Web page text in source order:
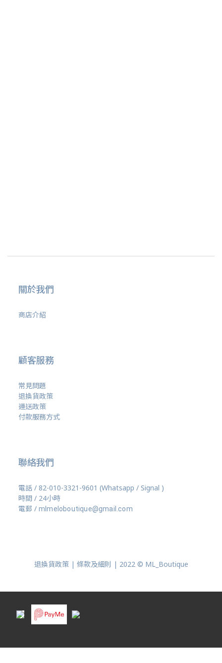
關於我們
商店介紹
顧客服務
常見問題
退換貨政策
運送政策
付款服務方式
聯絡我們
電話 / 82-010-3321-9601 (Whatsapp / Signal )
時間 / 24小時
電郵 / mlmeloboutique@gmail.com
退換貨政策 | 條款及細則 | 2022 © ML_Boutique